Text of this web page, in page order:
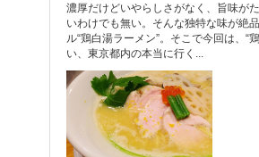
濃厚だけどいやらしさがなく、旨味が
いわけでも無い。そんな独特な味が絶
ル“鶏白湯ラーメン”。そこで今回は、“
い、東京都内の本当に行く...